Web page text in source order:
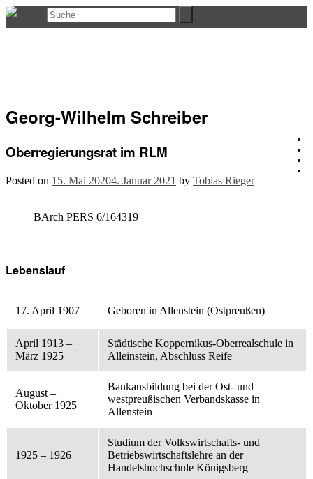
Georg-Wilhelm Schreiber
Oberregierungsrat im RLM
Posted on 15. Mai 20204. Januar 2021 by Tobias Rieger
BArch PERS 6/164319
Lebenslauf
17. April 1907 Geboren in Allenstein (Ostpreußen)
April 1913 –
März 1925
Städtische Koppernikus-Oberrealschule in
Alleinstein, Abschluss Reife
August –
Oktober 1925
Bankausbildung bei der Ost- und
westpreußischen Verbandskasse in
Allenstein
1925 – 1926
Studium der Volkswirtschafts- und
Betriebswirtschaftslehre an der
Handelshochschule Königsberg